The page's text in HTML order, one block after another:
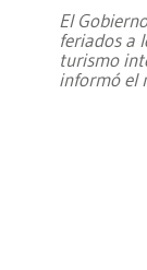
El
feriados a
turismo
informó el